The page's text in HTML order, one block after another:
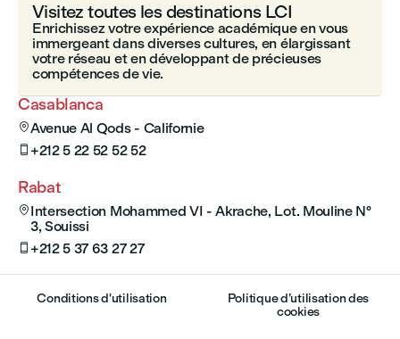
Casablanca
Avenue Al Qods - Californie
 +212 5 22 52 52 52
Rabat
 Intersection Mohammed VI - Akrache, Lot. Mouline N°
3, Souissi
 +212 5 37 63 27 27
Visitez toutes les destinations LCI
Enrichissez votre expérience académique en vous
immergeant dans diverses cultures, en élargissant
votre réseau et en développant de précieuses
compétences de vie.
Conditions d'utilisation
Politique d’utilisation des
cookies